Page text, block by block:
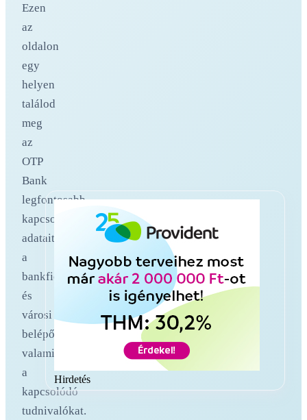
Ezen
az
oldalon
egy
helyen
találod
meg
az
OTP
Bank
legfontosabb
kapcsolati
adatait,
a
bankfiókokat
és
városi
belépőoldalakat,
valamint
a
kapcsolódó
tudnivalókat.
Hirdetés